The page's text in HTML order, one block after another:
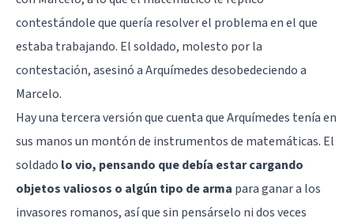
contestándole que quería resolver el problema en el que
estaba trabajando. El soldado, molesto por la
contestación, asesinó a Arquímedes desobedeciendo a
Marcelo.
Hay una tercera versión que cuenta que Arquímedes tenía en
sus manos un montón de instrumentos de matemáticas. El
soldado lo vio, pensando que debía estar cargando
objetos valiosos o algún tipo de arma para ganar a los
invasores romanos, así que sin pensárselo ni dos veces